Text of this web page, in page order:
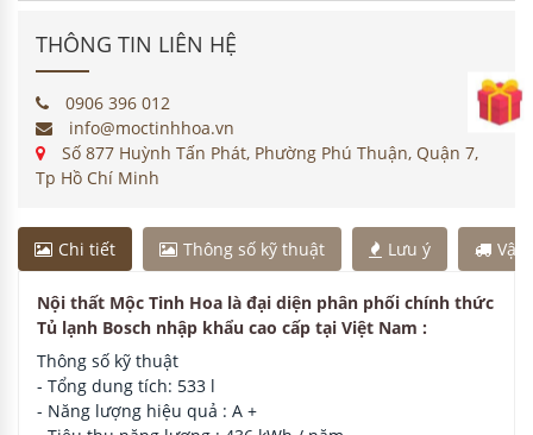
Giờ làm việc: 8:00-21:00
Đơn hàng sau 18h sẽ giao hàng vào ngày hôm sau
MỘC TINH HOA
100% sản phẩm chính hãng
Sản phẩm chất lượng, tiêu chuẩn kiểm nghiệm Châu
Hỗ trợ tư vấn thiết kế miễn phí
Vận chuyển lắp đặt toàn quốc
Luôn đổi mới vì sức khoẻ NTD
HỢP TÁC CÙNG BÁN HÀNG
Khách cũ giới thiệu khách mới
(Giới thiệu khách & nhận voucher)